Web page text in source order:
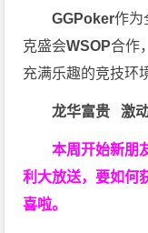
GGPoker作为
克盛会WSOP合作
充满乐趣的竞技环
龙华富贵 激动
本周开始新朋
利大放送，要如何
喜啦。